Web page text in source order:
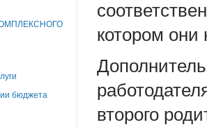
бюджета
котором они
второго